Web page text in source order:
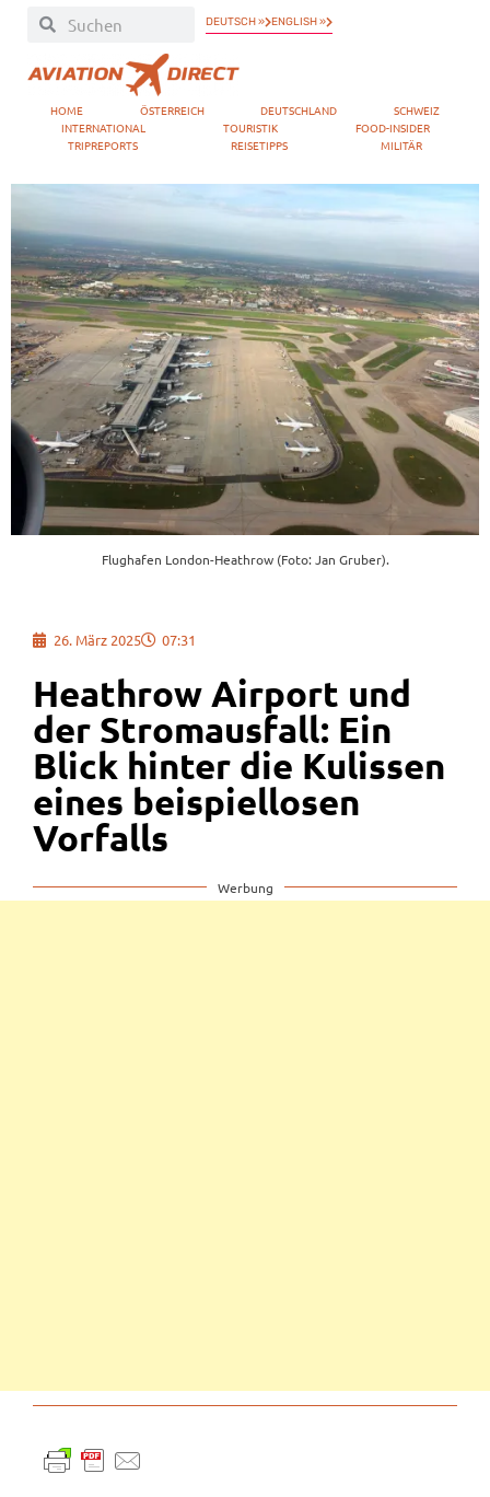
DEUTSCH » ENGLISH »
HOME ÖSTERREICH DEUTSCHLAND
SCHWEIZ
INTERNATIONAL
TOURISTIK
FOOD-INSIDER
TRIPREPORTS
REISETIPPS MILITÄR
Flughafen London-Heathrow (Foto: Jan Gruber).
26. März 2025 07:31
Heathrow Airport und
der Stromausfall: Ein
Blick hinter die Kulissen
eines beispiellosen
Vorfalls
Werbung